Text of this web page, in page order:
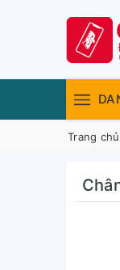
Trang chủ